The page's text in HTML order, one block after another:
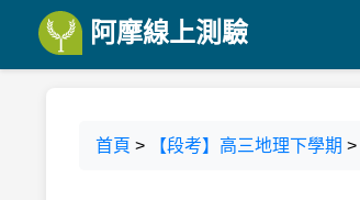
阿摩線上測驗
首頁 > 【段考】高三地理下學期 >